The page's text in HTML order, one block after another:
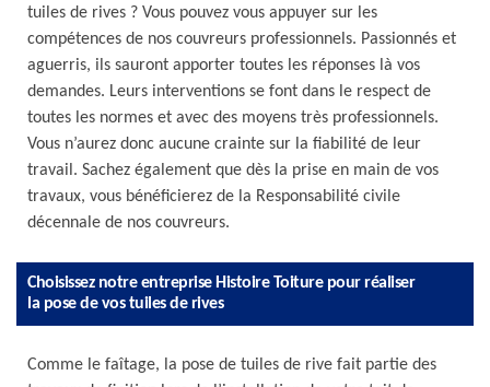
tuiles de rives ? Vous pouvez vous appuyer sur les
compétences de nos couvreurs professionnels. Passionnés et
aguerris, ils sauront apporter toutes les réponses là vos
demandes. Leurs interventions se font dans le respect de
toutes les normes et avec des moyens très professionnels.
Vous n’aurez donc aucune crainte sur la fiabilité de leur
travail. Sachez également que dès la prise en main de vos
travaux, vous bénéficierez de la Responsabilité civile
décennale de nos couvreurs.
Choisissez notre entreprise Histoire Toiture pour réaliser
la pose de vos tuiles de rives
Comme le faîtage, la pose de tuiles de rive fait partie des